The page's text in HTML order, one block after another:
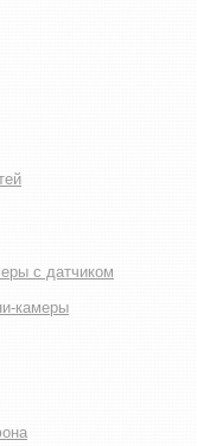
с датчиком
камеры